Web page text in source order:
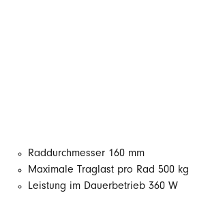
Raddurchmesser 160 mm
Maximale Traglast pro Rad 500 kg
Leistung im Dauerbetrieb 360 W